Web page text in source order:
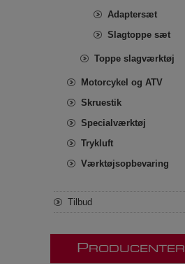
Adaptersæt
Slagtoppe sæt
Toppe slagværktøj
Motorcykel og ATV
Skruestik
Specialværktøj
Trykluft
Værktøjsopbevaring
Tilbud
P RODUCENTER